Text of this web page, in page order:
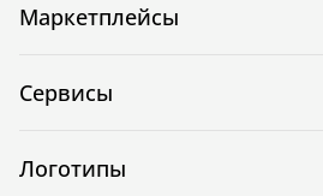
Маркетплейсы
Сервисы
Логотипы